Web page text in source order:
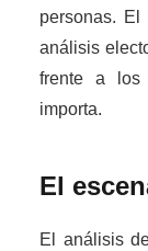
personas.
análisis
frente a los
importa.
El
El análisis